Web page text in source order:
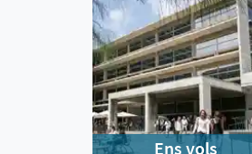
Ens vols